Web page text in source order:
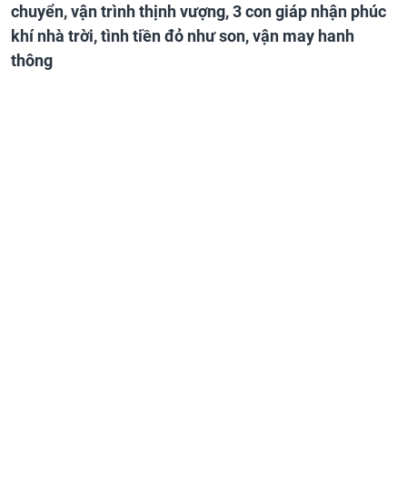
chuyển, vận trình thịnh vượng, 3 con giáp nhận phúc
khí nhà trời, tình tiền đỏ như son, vận may hanh
thông